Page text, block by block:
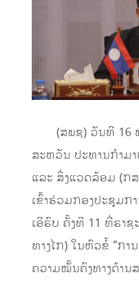
(ສພຊ) ວັນທີ 16 ພ
ສະຫວັນ ປະທານກຳມ
ແລະ ສິ່ງແວດລ້ອມ (ກ
ເຂົ້າຮ່ວມກອງປະຊຸມກ
ເອີຣົບ ຄັ້ງທີ 11 ທີ່ຣາ
ທາງໄກ) ໃນຫົວຂໍ້ “ກາ
ຄວາມໝັ້ນຄົງທາງດ້ານ